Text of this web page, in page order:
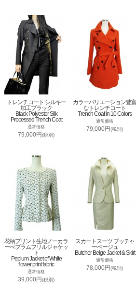
トレンチコート シルキー
加工ブラック
Black Polyester Silk
Processed Trench Coat
通常価格
79,000円(税別)
カラーバリエーション豊富
なトレンチコート
Trench Coat in 10 Colors
通常価格
79,000円(税別)
花柄プリント生地ノーカラ
ーぺプラムフリルジャケッ
ト
Peplum Jacket of White
flower print fabric
通常価格
39,000円(税別)
スカートスーツ ブッチャ
ーベージュ
Butcher Beige Jacket & Skirt
通常価格
78,000円(税別)